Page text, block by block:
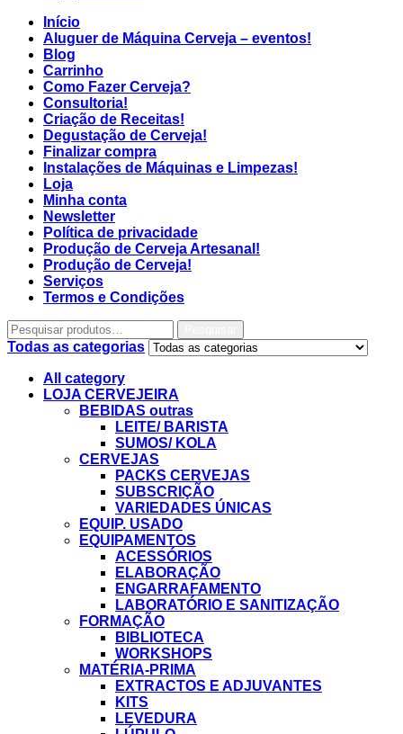
Início
Aluguer de Máquina Cerveja – eventos!
Blog
Carrinho
Como Fazer Cerveja?
Consultoria!
Criação de Receitas!
Degustação de Cerveja!
Finalizar compra
Instalações de Máquinas e Limpezas!
Loja
Minha conta
Newsletter
Política de privacidade
Produção de Cerveja Artesanal!
Produção de Cerveja!
Serviços
Termos e Condições
Todas as categorias
All category
LOJA CERVEJEIRA
BEBIDAS outras
LEITE/ BARISTA
SUMOS/ KOLA
CERVEJAS
PACKS CERVEJAS
SUBSCRIÇÃO
VARIEDADES ÚNICAS
EQUIP. USADO
EQUIPAMENTOS
ACESSÓRIOS
ELABORAÇÃO
ENGARRAFAMENTO
LABORATÓRIO E SANITIZAÇÃO
FORMAÇÃO
BIBLIOTECA
WORKSHOPS
MATÉRIA-PRIMA
EXTRACTOS E ADJUVANTES
KITS
LEVEDURA